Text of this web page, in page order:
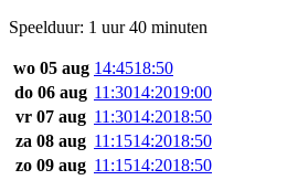
Speelduur: 1 uur 40 minuten
wo 05 aug 14:4518:50
do 06 aug 11:3014:2019:00
vr 07 aug 11:3014:2018:50
za 08 aug 11:1514:2018:50
zo 09 aug 11:1514:2018:50